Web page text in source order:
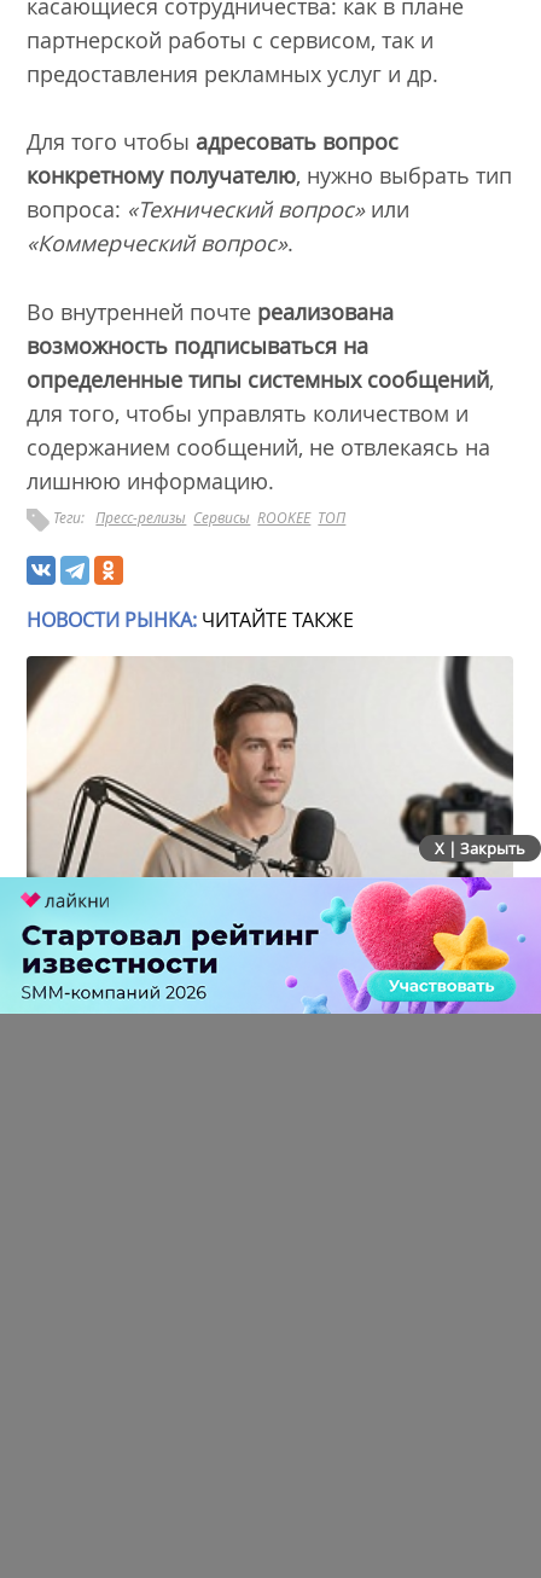
партнерской работы с сервисом, так и
предоставления рекламных услуг и др.
Для того чтобыадресовать вопрос
конкретному получателю, нужно выбрать тип
вопроса: «Технический вопрос»или
«Коммерческий вопрос».
Во внутренней почте реализована
возможность подписываться на
определенные типы системных сообщений,
для того, чтобы управлять количеством и
содержанием сообщений, не отвлекаясь на
лишнюю информацию.
Теги: Пресс-релизы Сервисы ROOKEE ТОП
НОВОСТИ РЫНКА: ЧИТАЙТЕ ТАКЖЕ
Российский рынок инфлюенс-маркетинга вошел в
фазу стагнации после нескольких лет роста
X | Закрыть